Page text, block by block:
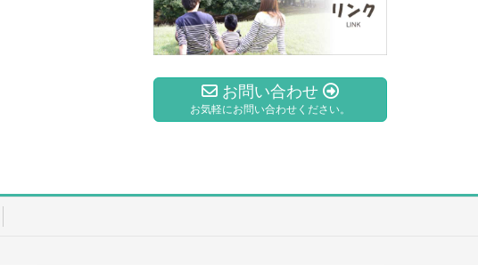
お問い合わせ
お気軽にお問い合わせください。